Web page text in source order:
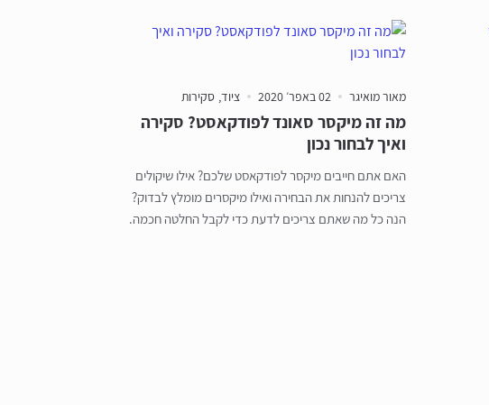
מאור מואיגר 02 באפר׳ 2020 ציוד סקירות
מה זה מיקסר סאונד לפודקאסט? סקירה
ואיך לבחור נכון
האם אתם חייבים מיקסר לפודקאסט שלכם? אילו שיקולים
צריכים להנחות את הבחירה ואילו מיקסרים מומלץ לבדוק?
הנה כל מה שאתם צריכים לדעת כדי לקבל החלטה חכמה.